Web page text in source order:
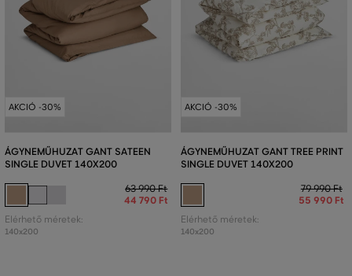
AKCIÓ -30%
ÁGYNEMŰHUZAT GANT SATEEN
SINGLE DUVET 140X200
63 990 Ft
44 790 Ft
Elérhető méretek:
140x200
AKCIÓ -30%
ÁGYNEMŰHUZAT GANT TREE PRINT
SINGLE DUVET 140X200
79 990 Ft
55 990 Ft
Elérhető méretek:
140x200